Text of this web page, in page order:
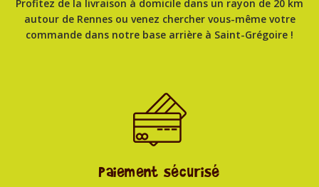
Profitez de la livraison à domicile dans un rayon de 20 km
autour de Rennes ou venez chercher vous-même votre
commande dans notre base arrière à Saint-Grégoire !
Paiement sécurisé